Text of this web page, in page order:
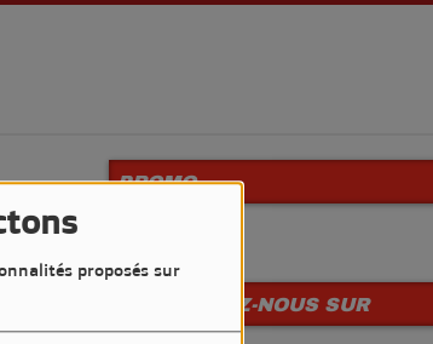
proposés sur
PROMO
RETROUVEZ-NOUS SUR